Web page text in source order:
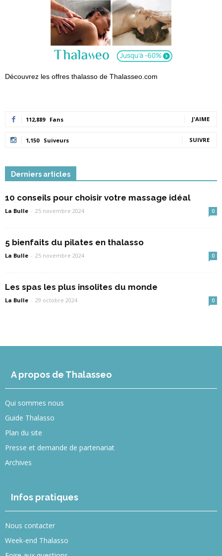
Découvrez les offres thalasso de Thalasseo.com
112,889 Fans J'AIME
1,150 Suiveurs SUIVRE
Derniers articles
10 conseils pour choisir votre massage idéal
La Bulle - 25 novembre 2024 0
5 bienfaits du pilates en thalasso
La Bulle - 25 novembre 2024 0
Les spas les plus insolites du monde
La Bulle - 29 octobre 2024 0
A propos de Thalasseo
Qui sommes nous
Guide Thalasso
Plan du site
Presse et demande de partenariat
Archives
Infos pratiques
Nous contacter
Week-end Thalasso